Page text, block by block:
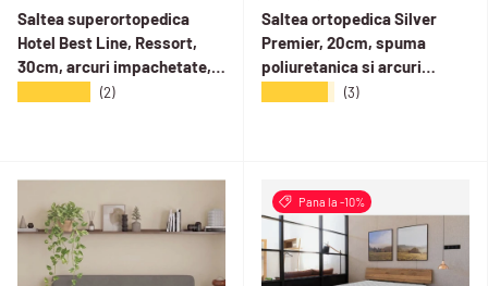
Saltea superortopedica
Hotel Best Line, Ressort,
30cm, arcuri impachetate,
spuma memory, fermitate
(2)
Saltea ortopedica Silver
Premier, 20cm, spuma
poliuretanica si arcuri
individuale, hipoalergenic,
(3)
Pana la -10%